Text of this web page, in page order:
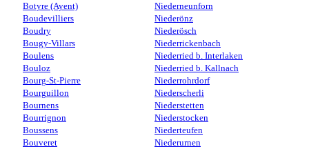
Botyre (Ayent)
Boudevilliers
Boudry
Bougy-Villars
Boulens
Bouloz
Bourg-St-Pierre
Bourguillon
Bournens
Bourrignon
Boussens
Bouveret
Niederneunforn
Niederönz
Niederösch
Niederrickenbach
Niederried b. Interlaken
Niederried b. Kallnach
Niederrohrdorf
Niederscherli
Niederstetten
Niederstocken
Niederteufen
Niederurnen